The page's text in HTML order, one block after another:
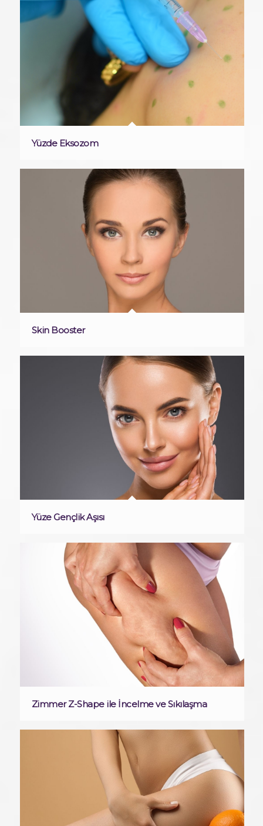
Yüzde Eksozom
Skin Booster
Yüze Gençlik Aşısı
Zimmer Z-Shape ile İncelme ve Sıkılaşma